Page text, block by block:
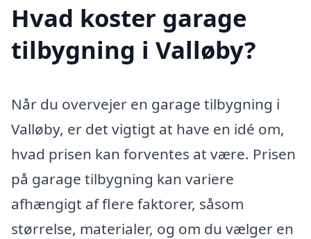
Hvad koster garage
tilbygning i Valløby?
Når du overvejer en garage tilbygning i
Valløby, er det vigtigt at have en idé om,
hvad prisen kan forventes at være. Prisen
på garage tilbygning kan variere
afhængigt af flere faktorer, såsom
størrelse, materialer, og om du vælger en